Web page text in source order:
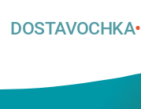
DOSTAVOCHKA•